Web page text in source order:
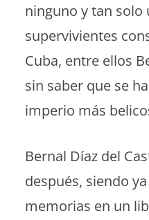
ninguno y tan solo
supervivientes
Cuba, entre ellos
sin saber que se
imperio más
Bernal Díaz del
después, siendo
memorias en un